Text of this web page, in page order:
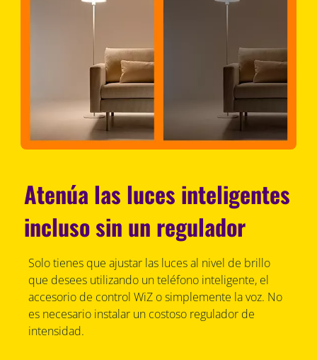
Atenúa las luces inteligentes
incluso sin un regulador
Solo tienes que ajustar las luces al nivel de brillo
que desees utilizando un teléfono inteligente, el
accesorio de control WiZ o simplemente la voz. No
es necesario instalar un costoso regulador de
intensidad.